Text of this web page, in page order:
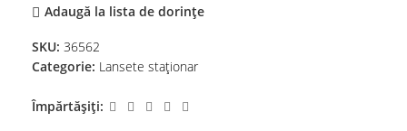
Adaugă la lista de dorințe
SKU: 36562
Categorie: Lansete staţionar
Împărtășiți: